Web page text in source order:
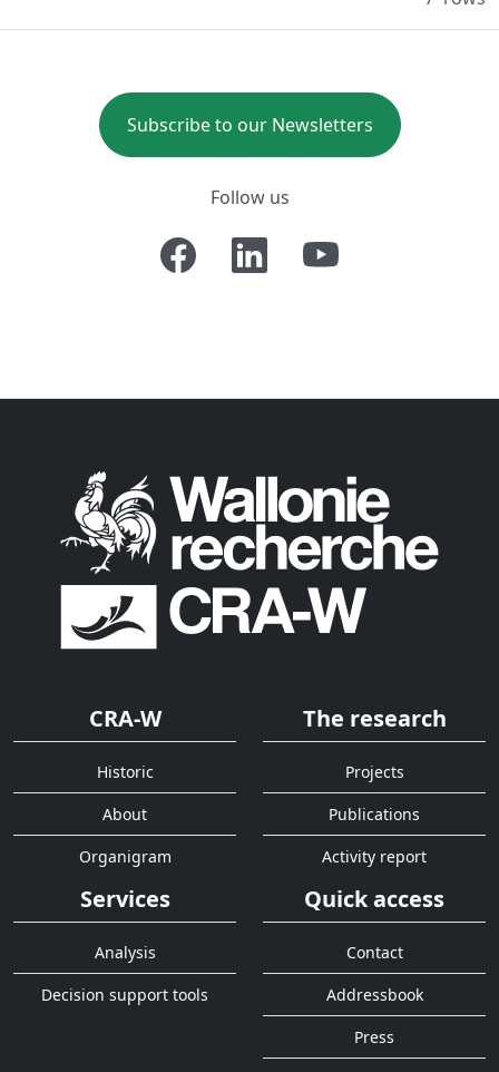
Subscribe to our Newsletters
Follow us
CRA-W
Historic
About
Organigram
The research
Projects
Publications
Activity report
Services
Analysis
Decision support tools
Quick access
Contact
Addressbook
Press